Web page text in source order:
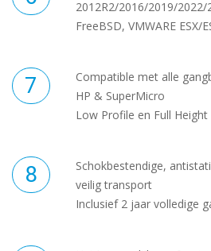
2012R2/2016/2019/2022/
FreeBSD, VMWARE ESX/
Compatible met alle
HP & SuperMicro
Low Profile en Full
Schokbestendige,
veilig transport
Inclusief 2 jaar volledige